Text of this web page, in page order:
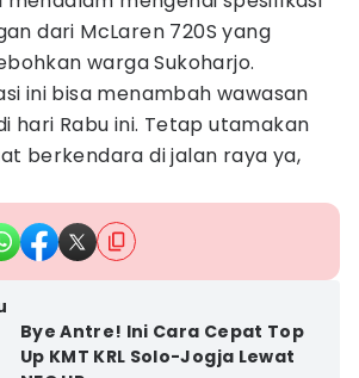
dari McLaren 720S yang
warga Sukoharjo.
ini bisa menambah wawasan
hari Rabu ini. Tetap utamakan
berkendara di jalan raya ya,
Bye Antre! Ini Cara Cepat Top
Up KMT KRL Solo-Jogja Lewat